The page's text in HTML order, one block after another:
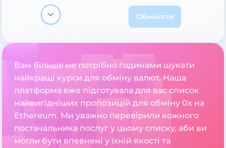
Обміняти
Вам більше не потрібно годинами шукати
найкращі курси для обміну валют. Наша
платформа вже підготувала для вас список
найвигідніших пропозицій для обміну 0x на
Ethereum. Ми уважно перевірили кожного
постачальника послуг у цьому списку, аби ви
могли бути впевнені у їхній якості та